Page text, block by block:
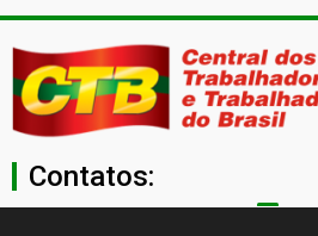
Contatos: